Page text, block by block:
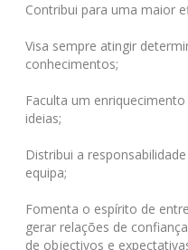
Contribui para uma maior
Visa sempre atingir
conhecimentos;
Faculta um
ideias;
Distribui a
equipa;
Fomenta o espírito de
gerar relações de
de objectivos e